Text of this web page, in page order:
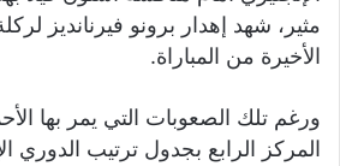
مثير، شهد إهدار برونو فيرنانديز
الأخيرة من المباراة.
ورغم تلك الصعوبات التي يمر بها
المركز الرابع بجدول ترتيب الدوري